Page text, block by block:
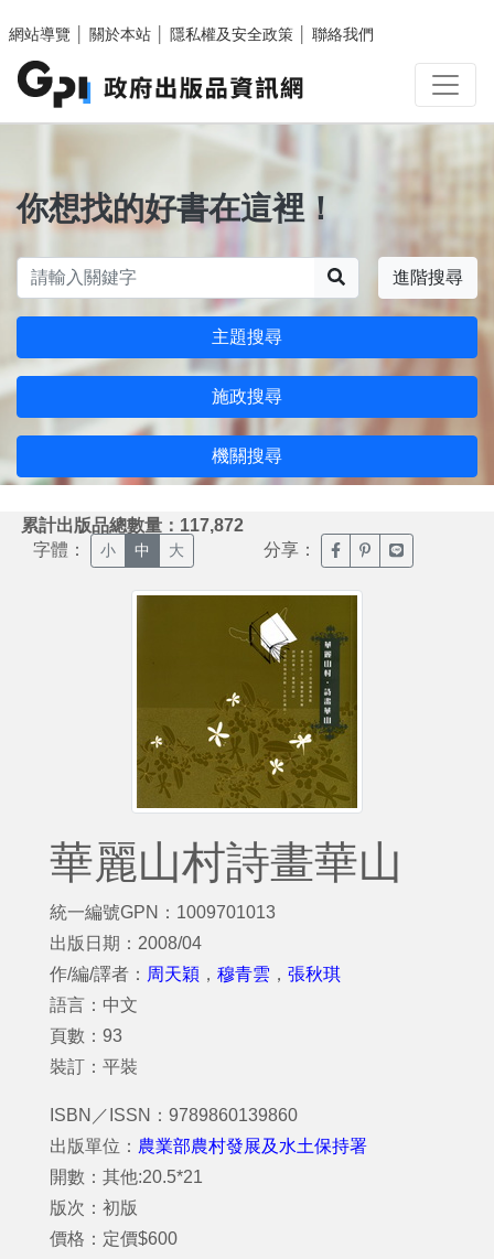
網站導覽
關於本站 隱私權及安全政策 聯絡我們
你想找的好書在這裡！
進階搜尋
主題搜尋
施政搜尋
機關搜尋
累計出版品總數量：117,872
字體： 小 中 大 分享： 臉書分享(另開新視窗)
噗浪分享(另開新
Line分享(另
華麗山村詩畫華山
統一編號GPN：1009701013
出版日期：2008/04
作/編/譯者： 周天穎 ， 穆青雲 ， 張秋琪
語言：中文
頁數：93
裝訂：平裝
ISBN／ISSN：9789860139860
出版單位： 農業部農村發展及水土保持署
開數：其他:20.5*21
版次：初版
價格：定價$600